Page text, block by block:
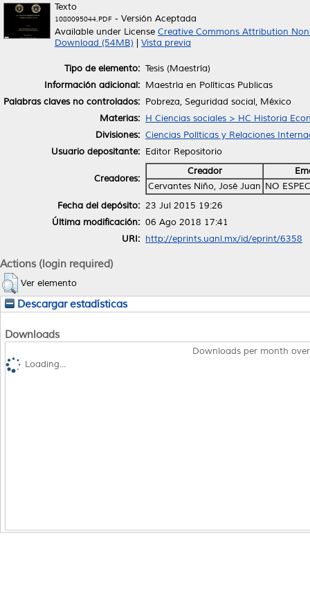
Texto
1080095044.PDF - Versión Aceptada
Available under License Creative Commons Attribution
Download (54MB)
Vista previa
Tipo de elemento: Tesis (Maestría)
Información adicional: Maestría en Políticas Publicas
Palabras claves no controlados: Pobreza, Seguridad social, México
Materias: H Ciencias sociales > HC Historia
Divisiones: Ciencias Políticas y Relaciones
Usuario depositante: Editor Repositorio
Creadores:
Creador
Cervantes Niño, José Juan NO
Fecha del depósito: 23 Jul 2015 19:26
Última modificación: 06 Ago 2018 17:41
URI: http://eprints.uanl.mx/id/eprint/6358
Actions (login required)
Ver elemento
Descargar estadísticas
Downloads
Downloads per month
Loading...